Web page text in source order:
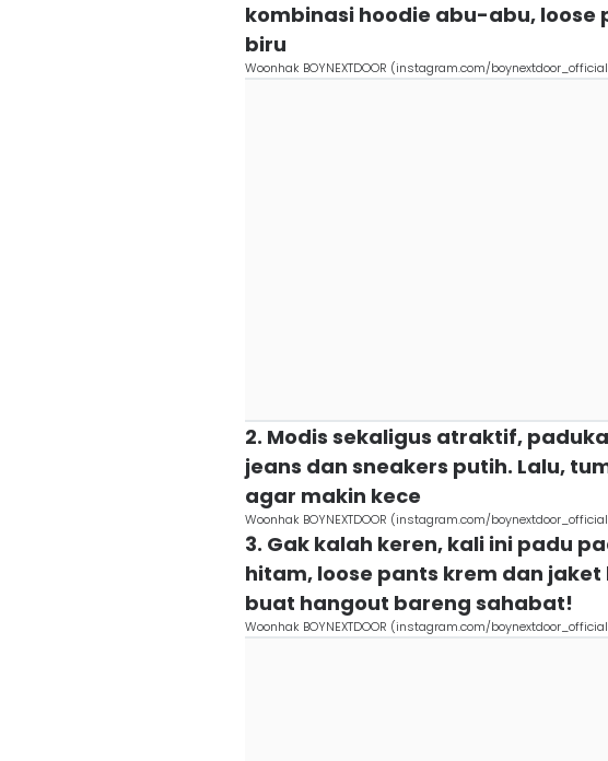
kombinasi hoodie abu-abu, loose
biru
Woonhak BOYNEXTDOOR (instagram.com/
2. Modis sekaligus atraktif,
jeans dan sneakers putih. Lalu,
agar makin kece
Woonhak BOYNEXTDOOR (instagram.com/
3. Gak kalah keren, kali ini padu
hitam, loose pants krem dan
buat hangout bareng sahabat!
Woonhak BOYNEXTDOOR (instagram.com/